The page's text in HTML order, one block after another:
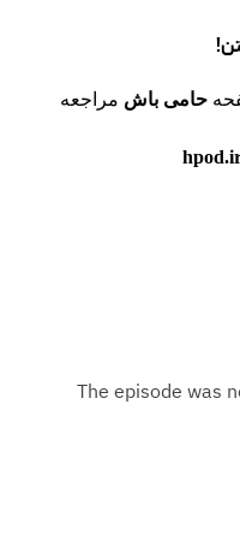
حامی باش مراجعه